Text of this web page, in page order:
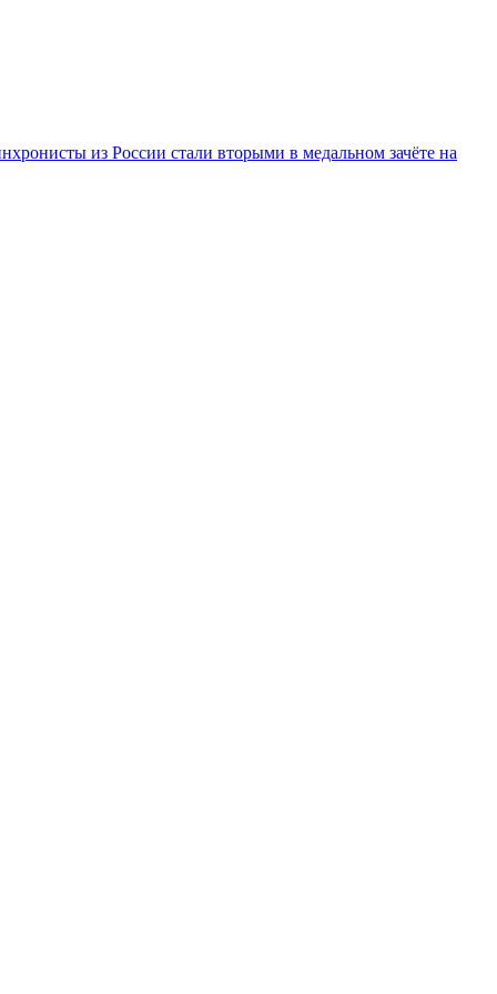
из России стали вторыми в медальном зачёте на